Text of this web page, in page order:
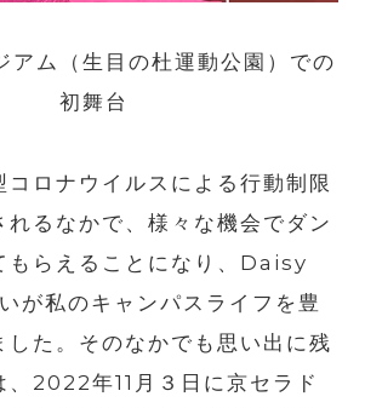
アム（生目の杜運動公園）での
初舞台
コロナウイルスによる行動制限
れるなかで、様々な機会でダン
もらえることになり、Daisy
が私のキャンパスライフを豊
した。そのなかでも思い出に残
2022年11 月３日に京セラド